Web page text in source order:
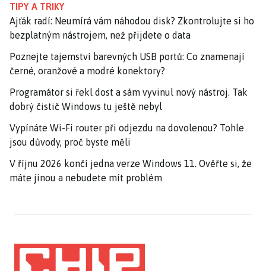
TIPY A TRIKY
Ajťák radí: Neumírá vám náhodou disk? Zkontrolujte si ho
bezplatným nástrojem, než přijdete o data
Poznejte tajemství barevných USB portů: Co znamenají
černé, oranžové a modré konektory?
Programátor si řekl dost a sám vyvinul nový nástroj. Tak
dobrý čistič Windows tu ještě nebyl
Vypínáte Wi-Fi router při odjezdu na dovolenou? Tohle
jsou důvody, proč byste měli
V říjnu 2026 končí jedna verze Windows 11. Ověřte si, že
máte jinou a nebudete mít problém